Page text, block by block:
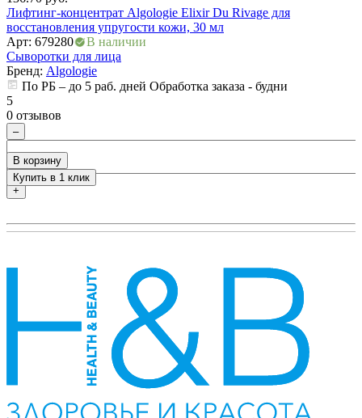
Лифтинг-концентрат Algologie Elixir Du Rivage для
восстановления упругости кожи, 30 мл
Арт: 679280
В наличии
Сыворотки для лица
Бренд: Algologie
По РБ – до 5 раб. дней Обработка заказа - будни
5
0 отзывов
–
+
В корзину
Купить в 1 клик